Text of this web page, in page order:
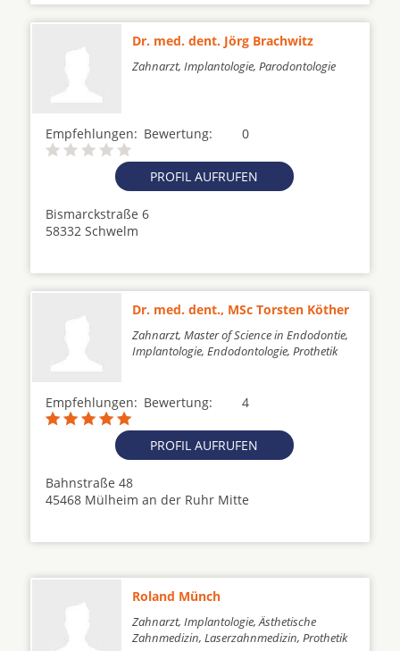
Dr. med. dent. Jörg Brachwitz
Zahnarzt, Implantologie, Parodontologie
Empfehlungen: 0
Bewertung:
PROFIL AUFRUFEN
Bismarckstraße 6
58332 Schwelm
Dr. med. dent., MSc Torsten Köther
Zahnarzt, Master of Science in Endodontie,
Implantologie, Endodontologie, Prothetik
Empfehlungen: 4
Bewertung:
PROFIL AUFRUFEN
Bahnstraße 48
45468 Mülheim an der Ruhr Mitte
Roland Münch
Zahnarzt, Implantologie, Ästhetische
Zahnmedizin, Laserzahnmedizin, Prothetik